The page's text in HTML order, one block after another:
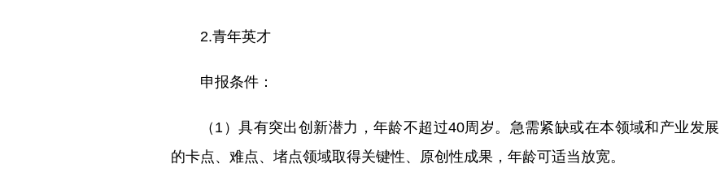
2.青年英才
申报条件：
（1）具有突出创新潜力，年龄不超过40周岁。急需紧缺或在本领域和产业发展
的卡点、难点、堵点领域取得关键性、原创性成果，年龄可适当放宽。